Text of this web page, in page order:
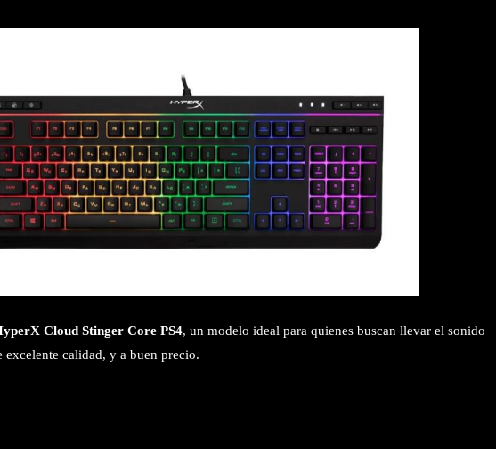
Cloud Stinger Core PS4, un modelo ideal para quienes buscan llevar el sonido
excelente calidad, y a buen precio.